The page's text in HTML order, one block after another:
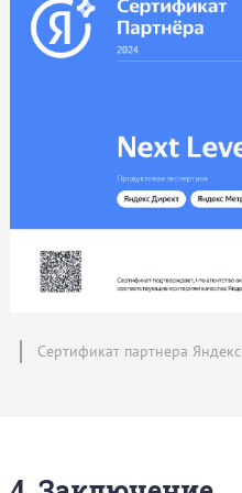
Сертификат партнера Яндекс